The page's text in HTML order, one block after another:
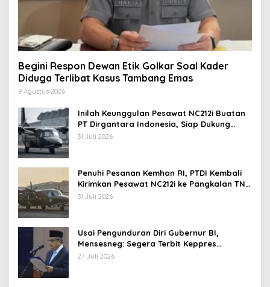
Begini Respon Dewan Etik Golkar Soal Kader
Diduga Terlibat Kasus Tambang Emas
9 Agustus 2026
Inilah Keunggulan Pesawat NC212i Buatan
PT Dirgantara Indonesia, Siap Dukung
Berbagai Operasi TNI
31 Juli 2026
Penuhi Pesanan Kemhan RI, PTDI Kembali
Kirimkan Pesawat NC212i ke Pangkalan TNI
AU
31 Juli 2026
Usai Pengunduran Diri Gubernur BI,
Mensesneg: Segera Terbit Keppres
Pemberhentian dengan Hormat
27 Juli 2026